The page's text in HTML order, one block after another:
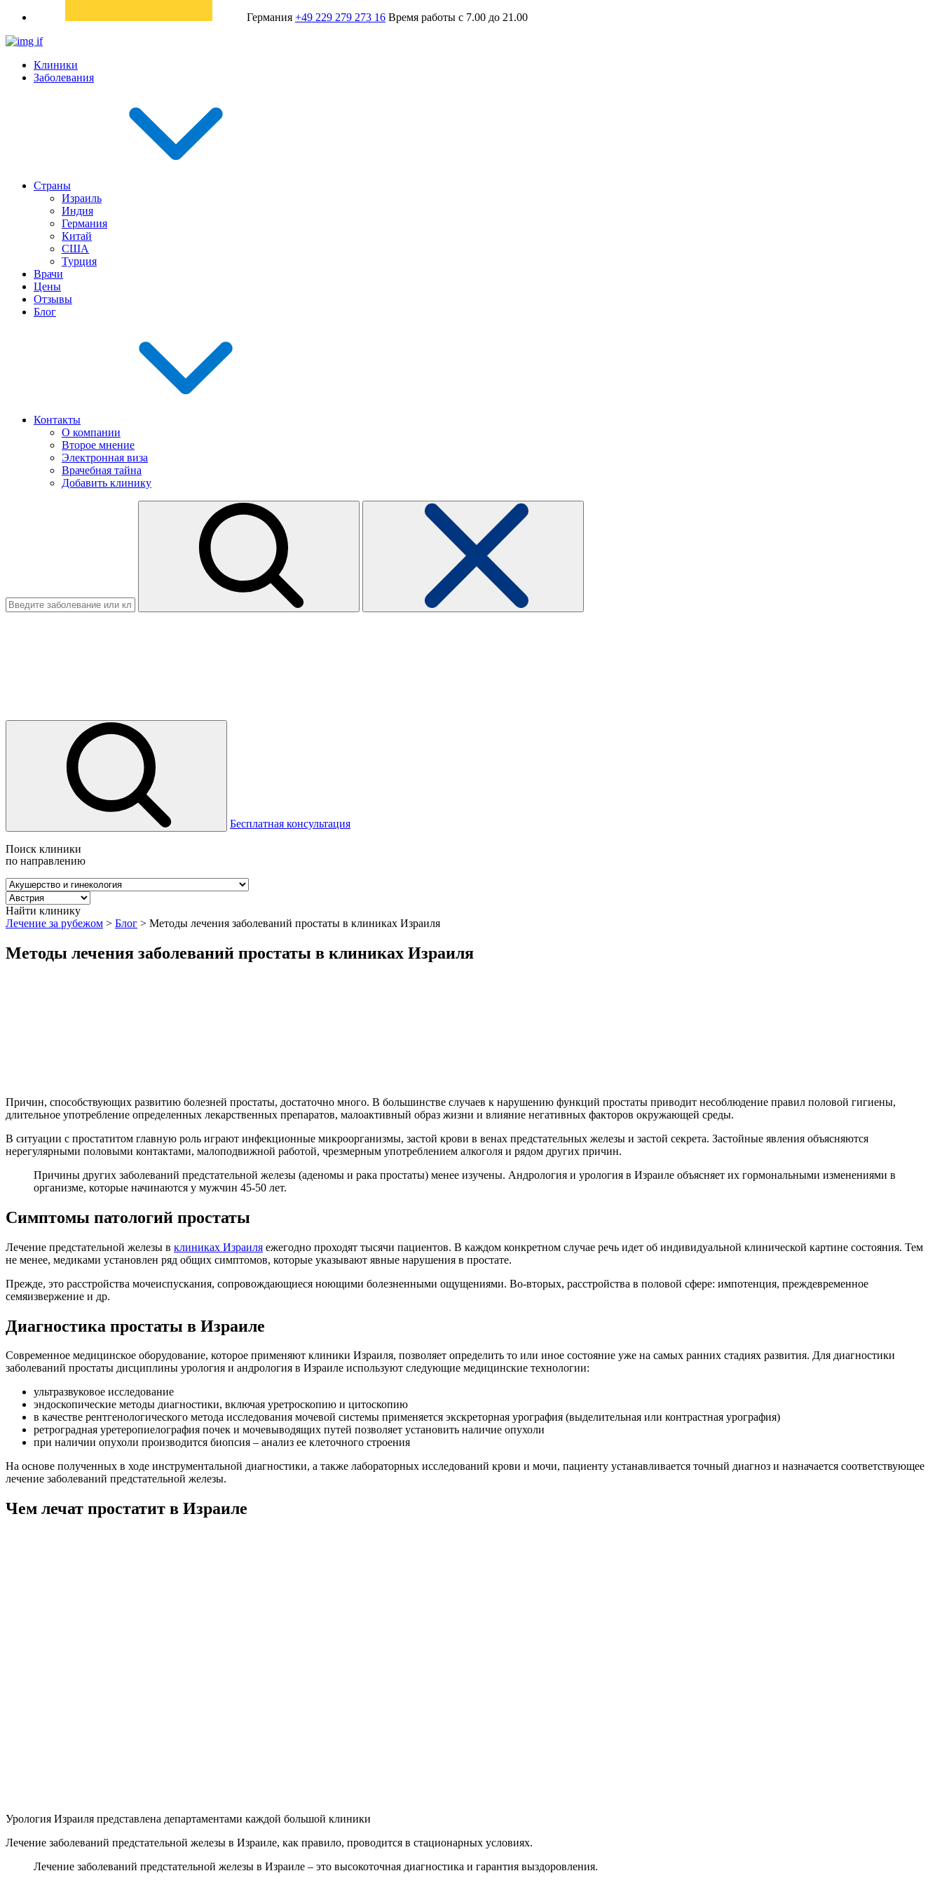
Германия +49 229 279 273 16 Время работы с 7.00 до 21.00
Клиники
Заболевания
Страны
Израиль
Индия
Германия
Китай
США
Турция
Врачи
Цены
Отзывы
Блог
Контакты
О компании
Второе мнение
Электронная виза
Врачебная тайна
Добавить клинику
Бесплатная консультация
Поиск клиники
по направлению
Найти клинику
Лечение за рубежом > Блог > Методы лечения заболеваний простаты в клиниках Израиля
Методы лечения заболеваний простаты в клиниках Израиля
Причин, способствующих развитию болезней простаты, достаточно много. В большинстве случаев к нарушению функций простаты приводит несоблюдение правил половой гигиены,
длительное употребление определенных лекарственных препаратов, малоактивный образ жизни и влияние негативных факторов окружающей среды.
В ситуации с простатитом главную роль играют инфекционные микроорганизмы, застой крови в венах предстательных железы и застой секрета. Застойные явления объясняются
нерегулярными половыми контактами, малоподвижной работой, чрезмерным употреблением алкоголя и рядом других причин.
Причины других заболеваний предстательной железы (аденомы и рака простаты) менее изучены. Андрология и урология в Израиле объясняет их гормональными изменениями в
организме, которые начинаются у мужчин 45-50 лет.
Симптомы патологий простаты
Лечение предстательной железы в клиниках Израиля ежегодно проходят тысячи пациентов. В каждом конкретном случае речь идет об индивидуальной клинической картине состояния. Тем
не менее, медиками установлен ряд общих симптомов, которые указывают явные нарушения в простате.
Прежде, это расстройства мочеиспускания, сопровождающиеся ноющими болезненными ощущениями. Во-вторых, расстройства в половой сфере: импотенция, преждевременное
семяизвержение и др.
Диагностика простаты в Израиле
Современное медицинское оборудование, которое применяют клиники Израиля, позволяет определить то или иное состояние уже на самых ранних стадиях развития. Для диагностики
заболеваний простаты дисциплины урология и андрология в Израиле используют следующие медицинские технологии:
ультразвуковое исследование
эндоскопические методы диагностики, включая уретроскопию и цитоскопию
в качестве рентгенологического метода исследования мочевой системы применяется экскреторная урография (выделительная или контрастная урография)
ретроградная уретеропиелография почек и мочевыводящих путей позволяет установить наличие опухоли
при наличии опухоли производится биопсия – анализ ее клеточного строения
На основе полученных в ходе инструментальной диагностики, а также лабораторных исследований крови и мочи, пациенту устанавливается точный диагноз и назначается соответствующее
лечение заболеваний предстательной железы.
Чем лечат простатит в Израиле
Урология Израиля представлена департаментами каждой большой клиники
Лечение заболеваний предстательной железы в Израиле, как правило, проводится в стационарных условиях.
Лечение заболеваний предстательной железы в Израиле – это высокоточная диагностика и гарантия выздоровления.